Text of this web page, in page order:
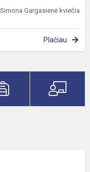
Gargasienė kviečia
Plačiau